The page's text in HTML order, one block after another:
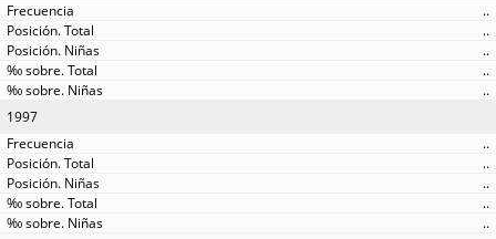
..
..
..
..
..
1997
..
..
..
..
..